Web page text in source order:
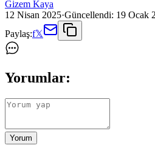
Gizem Kaya
12 Nisan 2025·Güncellendi: 19 Ocak
Paylaş:f𝕏
Yorumlar:
Yorum